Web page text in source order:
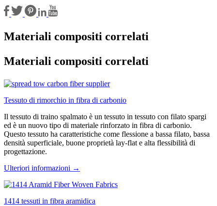
Materiali compositi correlati
Materiali compositi correlati
Tessuto di rimorchio in fibra di carbonio
Il tessuto di traino spalmato è un tessuto in tessuto con filato spargi
ed è un nuovo tipo di materiale rinforzato in fibra di carbonio.
Questo tessuto ha caratteristiche come flessione a bassa filato, bassa
densità superficiale, buone proprietà lay-flat e alta flessibilità di
progettazione.
Ulteriori informazioni →
1414 tessuti in fibra aramidica